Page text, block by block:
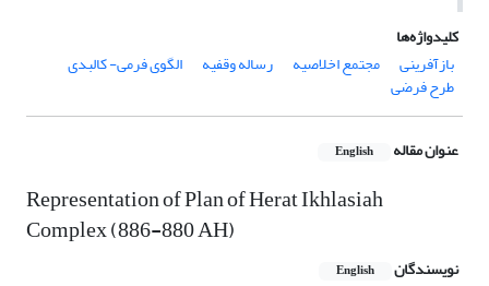
کلیدواژه‌ها
بازآفرینی
مجتمع اخلاصیه رساله ‌وقفیه الگوی فرمی- کالبدی
طرح فرضی
عنوان مقاله English
Representation of Plan of Herat Ikhlasiah
Complex (886-880 AH)
نویسندگان English